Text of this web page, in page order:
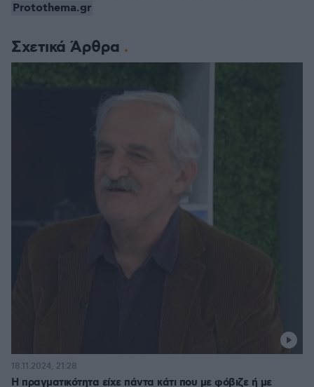
Σχετικά Άρθρα
Η πραγματικότητα είχε πάντα κάτι που με φόβιζε ή με
18.11.2024, 21:28
Protothema.gr